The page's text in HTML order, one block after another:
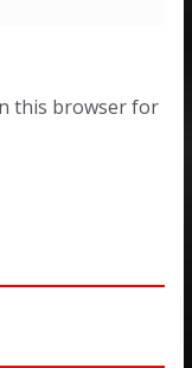
this browser for